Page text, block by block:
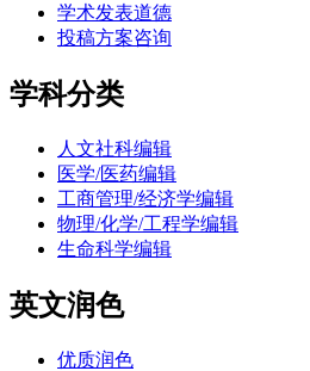
学术发表道德
投稿方案咨询
学科分类
人文社科编辑
医学/医药编辑
工商管理/经济学编辑
物理/化学/工程学编辑
生命科学编辑
英文润色
优质润色